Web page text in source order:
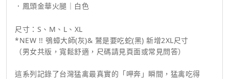
．鳳頭金華火腿｜白色
尺寸：S、M、L、XL
*NEW !! 鴞蟑大師(灰)& 鷲是要吃蛇(黑) 新增2XL尺寸
（男女共版，寬鬆舒適，尺碼請見頁面或常見問答）
這系列記錄了台灣猛禽最真實的「呷奔」瞬間，猛禽吃得